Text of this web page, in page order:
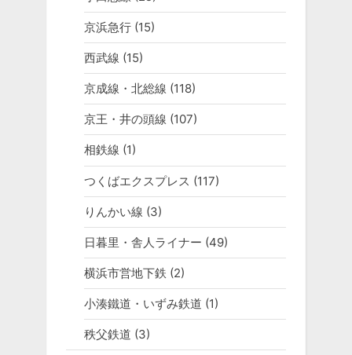
京浜急行(15)
西武線 (15)
京成線・北総線 (118)
京王・井の頭線 (107)
相鉄線 (1)
つくばエクスプレス (117)
りんかい線 (3)
日暮里・舎人ライナー (49)
横浜市営地下鉄 (2)
小湊鐵道・いずみ鉄道 (1)
秩父鉄道 (3)